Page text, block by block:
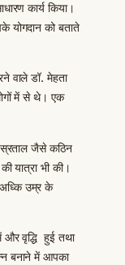
कार्य किया।
योगदान को बताते
वाले डॉ. मेहता
में से थे। एक
जैसे कठिन
यात्रा भी की।
उम्र के
और वृद्धि हुई तथा
बनाने में आपका